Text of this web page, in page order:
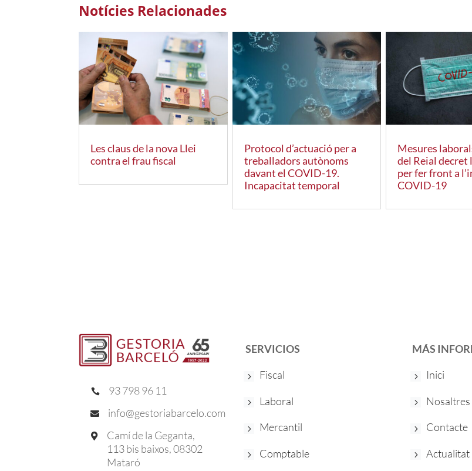
Notícies Relacionades
Les claus de la nova Llei
contra el frau fiscal
Protocol d’actuació per a
treballadors autònoms
davant el COVID-19.
Incapacitat temporal
Mesures
del Reial
per fer front a
COVID-19
 93 798 96 11
 info@gestoriabarcelo.com

Camí de la Geganta,
113 bis baixos, 08302
Mataró
SERVICIOS
Fiscal
Laboral
Mercantil
Comptable
MÁS
Inici
Nosaltres
Contacte
Actualitat